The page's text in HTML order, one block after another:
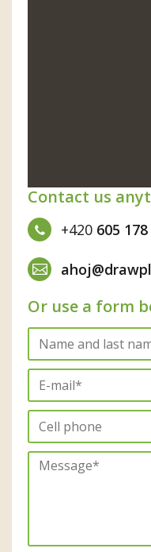
Contact us
+420 605
Or use a form